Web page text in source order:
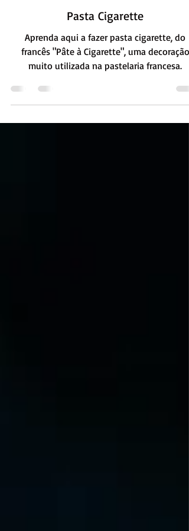
Tradições Doces
RECEITAS | SUBSCRITORES
Pasta Cigarette
francês "Pâte à Cigarette", uma decoração
muito utilizada na pastelaria francesa.